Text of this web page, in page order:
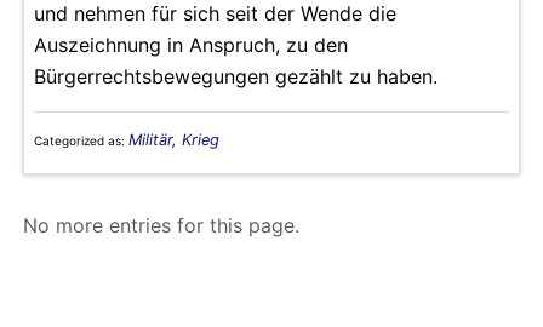
und nehmen für sich seit der Wende die
Auszeichnung in Anspruch, zu den
Bürgerrechtsbewegungen gezählt zu haben.
Categorized as: Militär, Krieg
No more entries for this page.